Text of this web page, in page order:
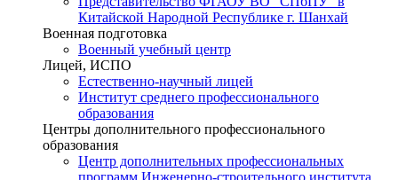
Китайской Народной Республике г. Шанхай
Военная подготовка
Военный учебный центр
Лицей, ИСПО
Естественно-научный лицей
Институт среднего профессионального
образования
Центры дополнительного профессионального
образования
Центр дополнительных профессиональных
программ Инженерно-строительного института